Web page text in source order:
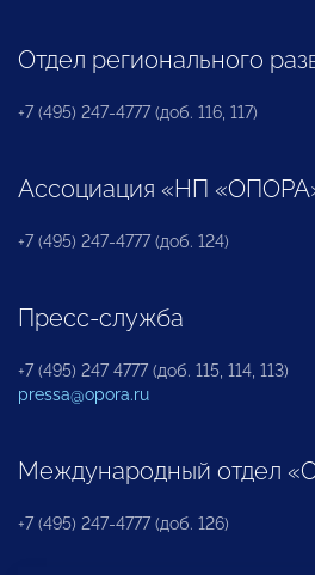
Отдел регионального
+7 (495) 247-4777 (доб. 116, 117)
Ассоциация «НП
+7 (495) 247-4777 (доб. 124)
Пресс-служба
+7 (495) 247 4777 (доб. 115, 114, 113)
pressa@opora.ru
Международный отдел
+7 (495) 247-4777 (доб. 126)